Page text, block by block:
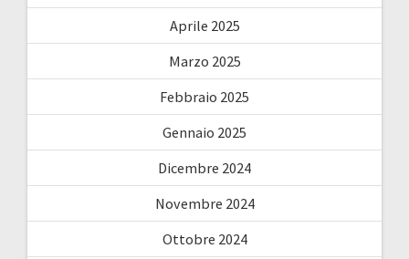
Aprile 2025
Marzo 2025
Febbraio 2025
Gennaio 2025
Dicembre 2024
Novembre 2024
Ottobre 2024